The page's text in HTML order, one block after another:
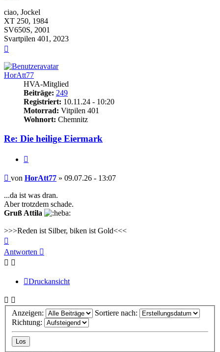
ciao, Jockel
XT 250, 1984
SV650S, 2001
Svartpilen 401, 2023
HorAtt77
HVA-Mitglied
Beiträge: 249
Registriert: 10.11.24 - 10:20
Motorrad: Vitpilen 401
Wohnort: Chemnitz
Re: Die heilige Eiermark
Beitrag
von HorAtt77 » 09.07.26 - 13:07
...da ist was dran.
Aber trotzdem schade.
Gruß Attila
>>>Reden ist Silber, biken ist Gold<<<
oben
Antworten
Druckansicht
Anzeigen:
Sortiere nach:
Richtung: